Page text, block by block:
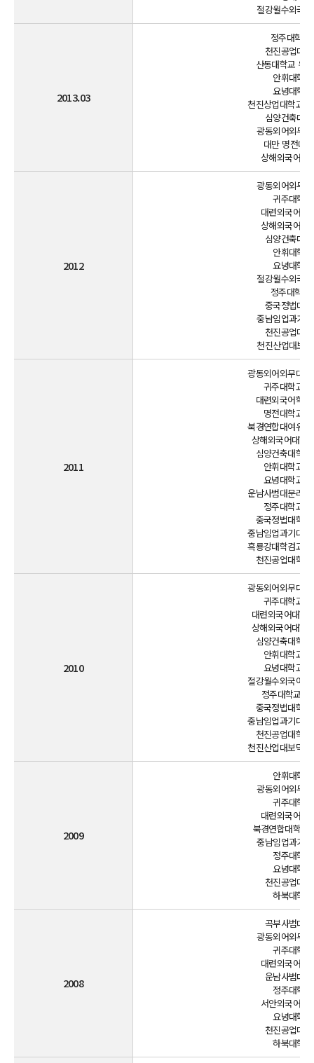
절강월수외국
2013.03
정주대학교
천진공업대
산동대학교 위
안휘대학
요녕대학
천진상업대학교
심양건축대
광동외어외무
대만 명전대
상해외국어대
2012
광동외어외무
귀주대학
대련외국어대
상해외국어대
심양건축대
안휘대학
요녕대학
절강월수외국
정주대학교
중국정법대
중남임업과기
천진공업대
천진산업대보
2011
광동외어외무대
귀주대학교
대련외국어학
명전대학교
북경연합대여유
상해외국어대학
심양건축대학
안휘대학교
요녕대학교
운남사범대문리
정주대학교
중국정법대학
중남임업과기대
흑룡강대학검교
천진공업대학
2010
광동외어외무대
귀주대학교
대련외국어대학
상해외국어대학
심양건축대학
안휘대학교
요녕대학교
절강월수외국어
정주대학교
중국정법대학
중남임업과기대
천진공업대학
천진산업대보덕
2009
안휘대학
광동외어외무
귀주대학
대련외국어대
북경연합대학여
중남임업과기
정주대학
요녕대학
천진공업대
하북대학
2008
곡부사범대
광동외어외무
귀주대학
대련외국어대
운남사범대
정주대학
서안외국어대
요녕대학
천진공업대
하북대학